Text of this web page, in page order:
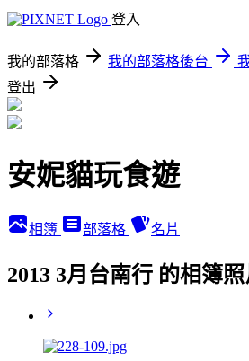
登入
我的部落格 我的部落格後台
登出
安妮貓玩食遊
相簿 部落格 名片
2013 3月台南行 的相簿照